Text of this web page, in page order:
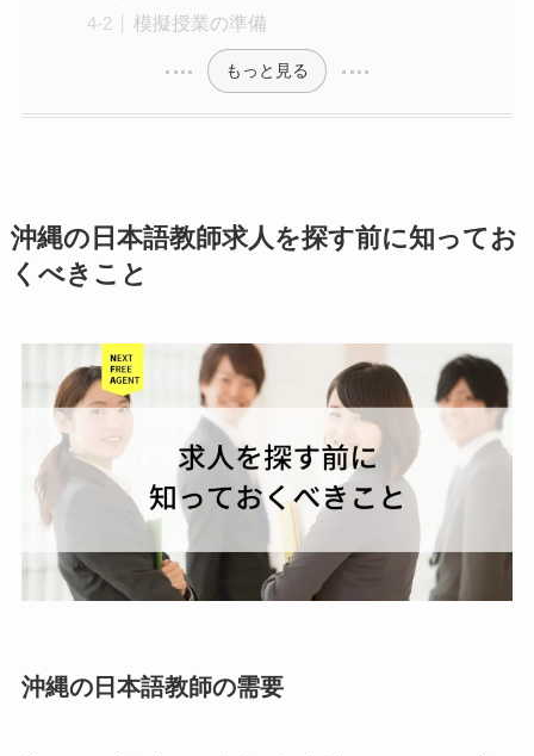
模擬授業の準備
もっと見る
沖縄の日本語教師求人を探す前に知ってお
くべきこと
沖縄の日本語教師の需要